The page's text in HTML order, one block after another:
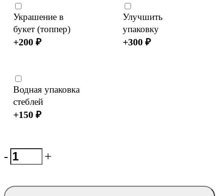
Украшение в
букет (топпер)
+200₽
Улучшить
упаковку
+300₽
Водная упаковка
стеблей
+150₽
- +